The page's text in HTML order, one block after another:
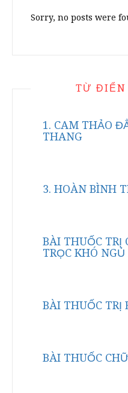
Sorry, no posts were
TỪ ĐIỂN
1. CAM THẢO
THANG
3. HOÀN BÌNH
BÀI THUỐC TRỊ
TRỌC KHÓ
BÀI THUỐC TRỊ
BÀI THUỐC